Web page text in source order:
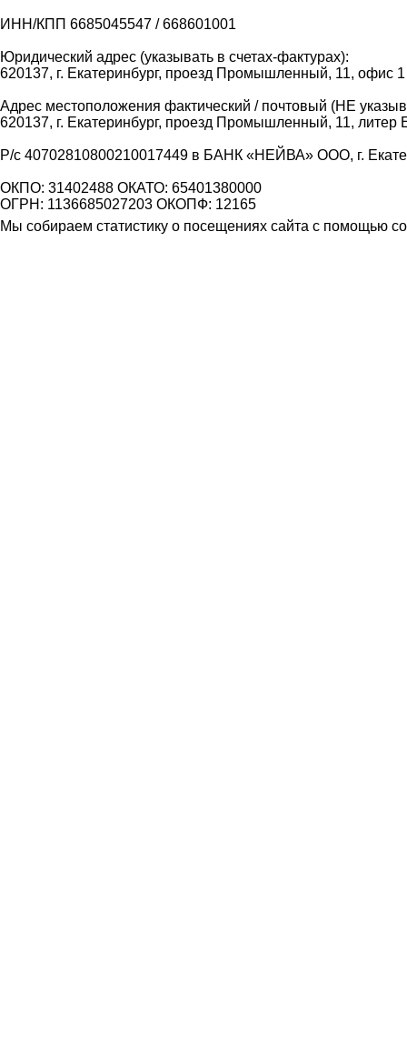
ИНН/КПП 6685045547 / 668601001
Юридический адрес (указывать в счетах-фактурах):
620137, г. Екатеринбург, проезд Промышленный, 11, офис 1
Адрес местоположения фактический / почтовый (НЕ
620137, г. Екатеринбург, проезд Промышленный, 11, литер
Р/с 40702810800210017449 в БАНК «НЕЙВА» ООО, г.
ОКПО: 31402488 ОКАТО: 65401380000
ОГРН: 1136685027203 ОКОПФ: 12165
Мы собираем статистику о посещениях сайта с помощью